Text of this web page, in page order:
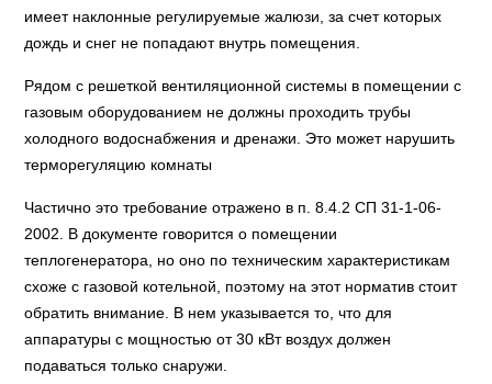
имеет наклонные регулируемые жалюзи, за счет которых
дождь и снег не попадают внутрь помещения.
Рядом с решеткой вентиляционной системы в помещении с
газовым оборудованием не должны проходить трубы
холодного водоснабжения и дренажи. Это может нарушить
терморегуляцию комнаты
Частично это требование отражено в п. 8.4.2 СП 31-1-06-
2002. В документе говорится о помещении
теплогенератора, но оно по техническим характеристикам
схоже с газовой котельной, поэтому на этот норматив стоит
обратить внимание. В нем указывается то, что для
аппаратуры с мощностью от 30 кВт воздух должен
подаваться только снаружи.